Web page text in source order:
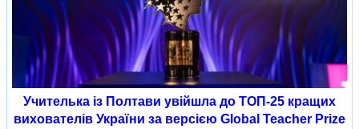
Учителька із Полтави увійшла до ТОП-25 кращих
вихователів України за версією Global Teacher Prize